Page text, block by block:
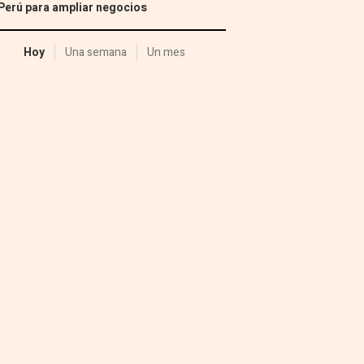
para ampliar negocios
Hoy Una semana Un mes